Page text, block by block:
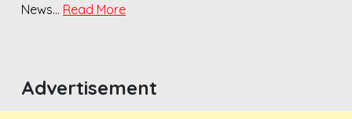
News… Read More
Advertisement